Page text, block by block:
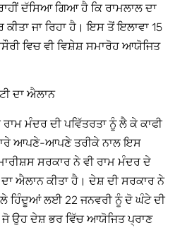
ਦੱਸਿਆ ਗਿਆ ਹੈ ਕਿ ਰਾਮਲਾਲ ਦਾ
ਕੀਤਾ ਜਾ ਰਿਹਾ ਹੈ। ਇਸ ਤੋਂ ਇਲਾਵਾ 15
ਵਿਚ ਵੀ ਵਿਸ਼ੇਸ਼ ਸਮਾਰੋਹ ਆਯੋਜਿਤ
ਦਾ ਐਲਾਨ
ਰਾਮ ਮੰਦਰ ਦੀ ਪਵਿੱਤਰਤਾ ਨੂੰ ਲੈ ਕੇ ਕਾਫੀ
ਆਪਣੇ-ਆਪਣੇ ਤਰੀਕੇ ਨਾਲ ਇਸ
ਸਰਕਾਰ ਨੇ ਵੀ ਰਾਮ ਮੰਦਰ ਦੇ
ਐਲਾਨ ਕੀਤਾ ਹੈ। ਦੇਸ਼ ਦੀ ਸਰਕਾਰ ਨੇ
ਹਿੰਦੂਆਂ ਲਈ 22 ਜਨਵਰੀ ਨੂੰ ਦੋ ਘੰਟੇ ਦੀ
ਜੋ ਉਹ ਦੇਸ਼ ਭਰ ਵਿੱਚ ਆਯੋਜਿਤ ਪ੍ਰਾਣ